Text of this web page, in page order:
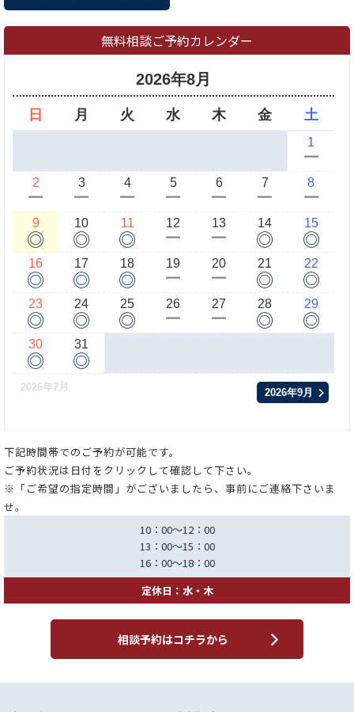
無料相談ご予約カレンダー
2026年8月
日 月 火 水 木 金 土
1
ー
2
ー
3
ー
4
ー
5
ー
6
ー
7
ー
8
ー
9
◎
10
◎
11
◎
12
ー
13
ー
14
◎
15
◎
16
◎
17
◎
18
◎
19
ー
20
ー
21
◎
22
◎
23
◎
24
◎
25
◎
26
ー
27
ー
28
◎
29
◎
30
◎
31
◎
2026年7月 2026年9月
下記時間帯でのご予約が可能です。
ご予約状況は日付をクリックして確認して下さい。
※「ご希望の指定時間」がございましたら、事前にご連絡下さいま
せ。
10：00～12：00
13：00～15：00
16：00～18：00
定休日：水・木
相談予約はコチラから